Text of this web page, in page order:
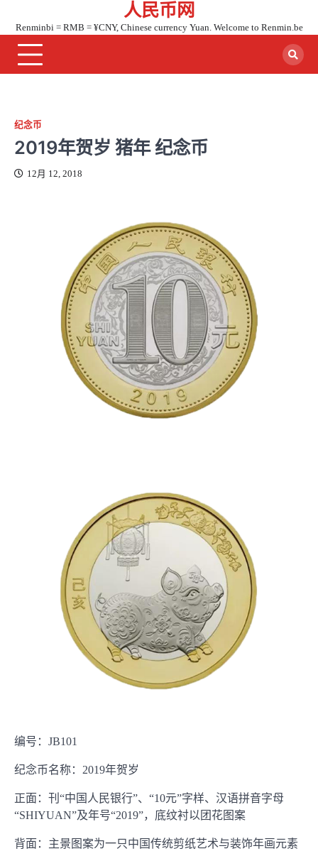
content
人民币网
Renminbi = RMB = ¥CNY, Chinese currency Yuan. Welcome to Renmin.be
纪念币
2019年贺岁 猪年 纪念币
12月 12, 2018
编号：JB101
纪念币名称：2019年贺岁
正面：刊“中国人民银行”、“10元”字样、汉语拼音字母
“SHIYUAN”及年号“2019”，底纹衬以团花图案
背面：主景图案为一只中国传统剪纸艺术与装饰年画元素